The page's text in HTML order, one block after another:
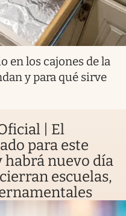
en los cajones de la
y para qué sirve
| El
para este
habrá nuevo día
escuelas,